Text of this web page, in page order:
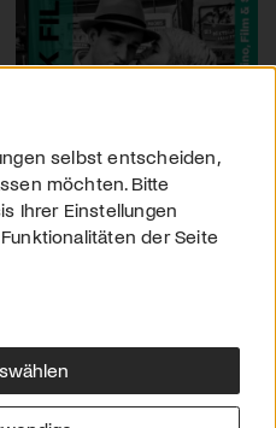
Impressum
selbst entscheiden,
möchten. Bitte
Ihrer Einstellungen
der Seite